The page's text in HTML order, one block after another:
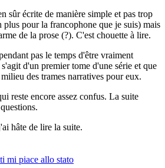
sûr écrite de manière simple et pas trop
pour la francophone que je suis) mais
de la prose (?). C'est chouette à lire.
pas le temps d'être vraiment
d'un premier tome d'une série et que
des trames narratives pour eux.
reste encore assez confus. La suite
hâte de lire la suite.
mi piace allo stato